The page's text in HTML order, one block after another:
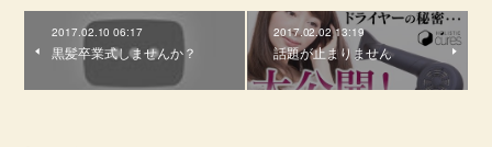
2017.02.10 06:17
黒髪卒業式しませんか？
2017.02.02 13:19
話題が止まりません